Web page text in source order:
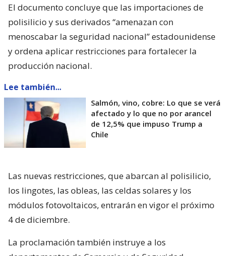
El documento concluye que las importaciones de
polisilicio y sus derivados “amenazan con
menoscabar la seguridad nacional” estadounidense
y ordena aplicar restricciones para fortalecer la
producción nacional.
Lee también...
Salmón, vino, cobre: Lo que se verá
afectado y lo que no por arancel
de 12,5% que impuso Trump a
Chile
Las nuevas restricciones, que abarcan al polisilicio,
los lingotes, las obleas, las celdas solares y los
módulos fotovoltaicos, entrarán en vigor el próximo
4 de diciembre.
La proclamación también instruye a los